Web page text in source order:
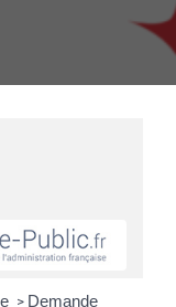
> Demande